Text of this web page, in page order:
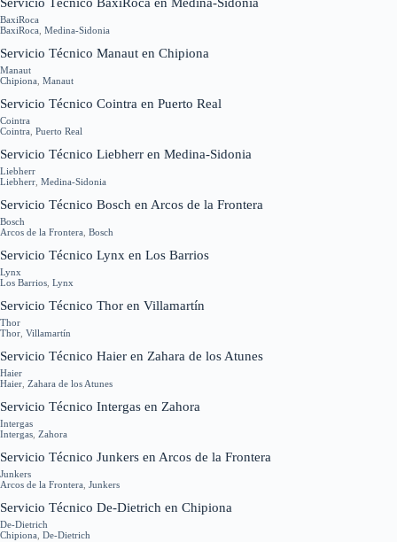
BaxiRoca
BaxiRoca Medina-Sidonia
Servicio Técnico Manaut en Chipiona
Manaut
Chipiona Manaut
Servicio Técnico Cointra en Puerto Real
Cointra
Cointra Puerto Real
Servicio Técnico Liebherr en Medina-Sidonia
Liebherr
Liebherr Medina-Sidonia
Servicio Técnico Bosch en Arcos de la Frontera
Bosch
Arcos de la Frontera Bosch
Servicio Técnico Lynx en Los Barrios
Lynx
Los Barrios Lynx
Servicio Técnico Thor en Villamartín
Thor
Thor Villamartín
Servicio Técnico Haier en Zahara de los Atunes
Haier
Haier Zahara de los Atunes
Servicio Técnico Intergas en Zahora
Intergas
Intergas Zahora
Servicio Técnico Junkers en Arcos de la Frontera
Junkers
Arcos de la Frontera Junkers
Servicio Técnico De-Dietrich en Chipiona
De-Dietrich
Chipiona De-Dietrich